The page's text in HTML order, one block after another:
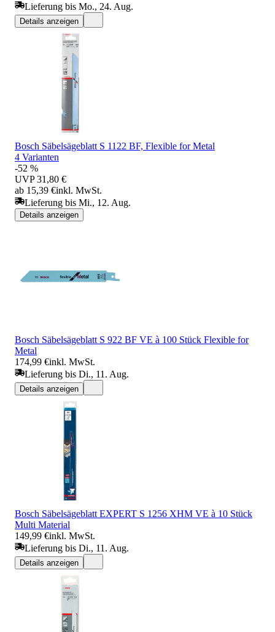
Lieferung bis Mo., 24. Aug.
Details anzeigen
Bosch Säbelsägeblatt S 1122 BF, Flexible for Metal
4 Varianten
-52 %
UVP 31,80 €
ab 15,39 €inkl. MwSt.
Lieferung bis Mi., 12. Aug.
Details anzeigen
Bosch Säbelsägeblatt S 922 BF VE à 100 Stück Flexible for
Metal
174,99 €inkl. MwSt.
Lieferung bis Di., 11. Aug.
Details anzeigen
Bosch Säbelsägeblatt EXPERT S 1256 XHM VE à 10 Stück
Multi Material
149,99 €inkl. MwSt.
Lieferung bis Di., 11. Aug.
Details anzeigen